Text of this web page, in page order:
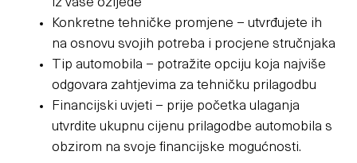
iz vaše ozljede
Konkretne tehničke promjene – utvrđujete ih
na osnovu svojih potreba i procjene stručnjaka
Tip automobila – potražite opciju koja najviše
odgovara zahtjevima za tehničku prilagodbu
Financijski uvjeti – prije početka ulaganja
utvrdite ukupnu cijenu prilagodbe automobila s
obzirom na svoje financijske mogućnosti.